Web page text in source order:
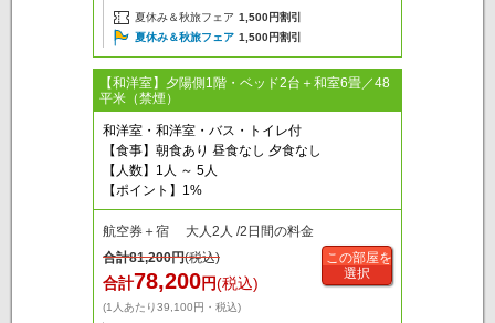
夏休み＆秋旅フェア 1,500円割引
夏休み＆秋旅フェア 1,500円割引
【和洋室】夕陽側1階・ベッド2台＋和室6畳／48
平米（禁煙）
和洋室・和洋室・バス・トイレ付
【食事】朝食あり 昼食なし 夕食なし
【人数】1人 ～ 5人
【ポイント】1%
航空券＋宿 大人2人 /2日間の料金
合計81,200円(税込)
合計78,200円(税込)
(1人あたり39,100円・税込)
この部屋を
選択